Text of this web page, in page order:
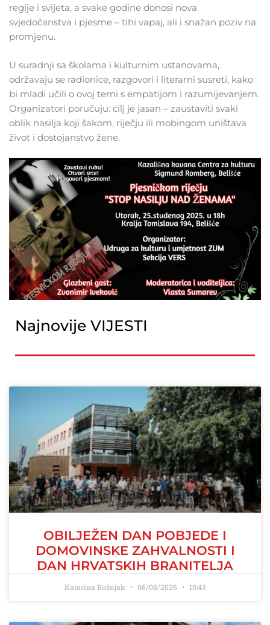
regije i svijeta, a svake godine donosi nova
svjedočanstva i pjesme – tihi vapaj, ali i snažan poziv na
promjenu.
U suradnji sa školama i kulturnim ustanovama,
održavaju se radionice, razgovori i literarni susreti, kako
bi mladi učili o ovoj temi s empatijom i razumijevanjem.
Organizatori poručuju: cilj je jasan – zaustaviti svaki
oblik nasilja koji šakom, riječju ili mobingom uništava
život i dostojanstvo žene.
Najnovije VIJESTI
OBILJEŽEN DAN POBJEDE I
DOMOVINSKE ZAHVALNOSTI I
DAN HRVATSKIH BRANITELJA
Katarina Bošnjak 06/08/2026 10:43